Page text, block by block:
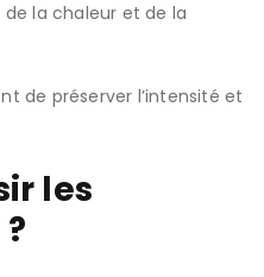
de la chaleur et de la
de préserver l’intensité et
les